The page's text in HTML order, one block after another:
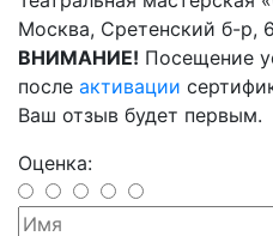
Москва, Сретенский б-р,
ВНИМАНИЕ! Посещение
после активации
Ваш отзыв будет первым.
Оценка: